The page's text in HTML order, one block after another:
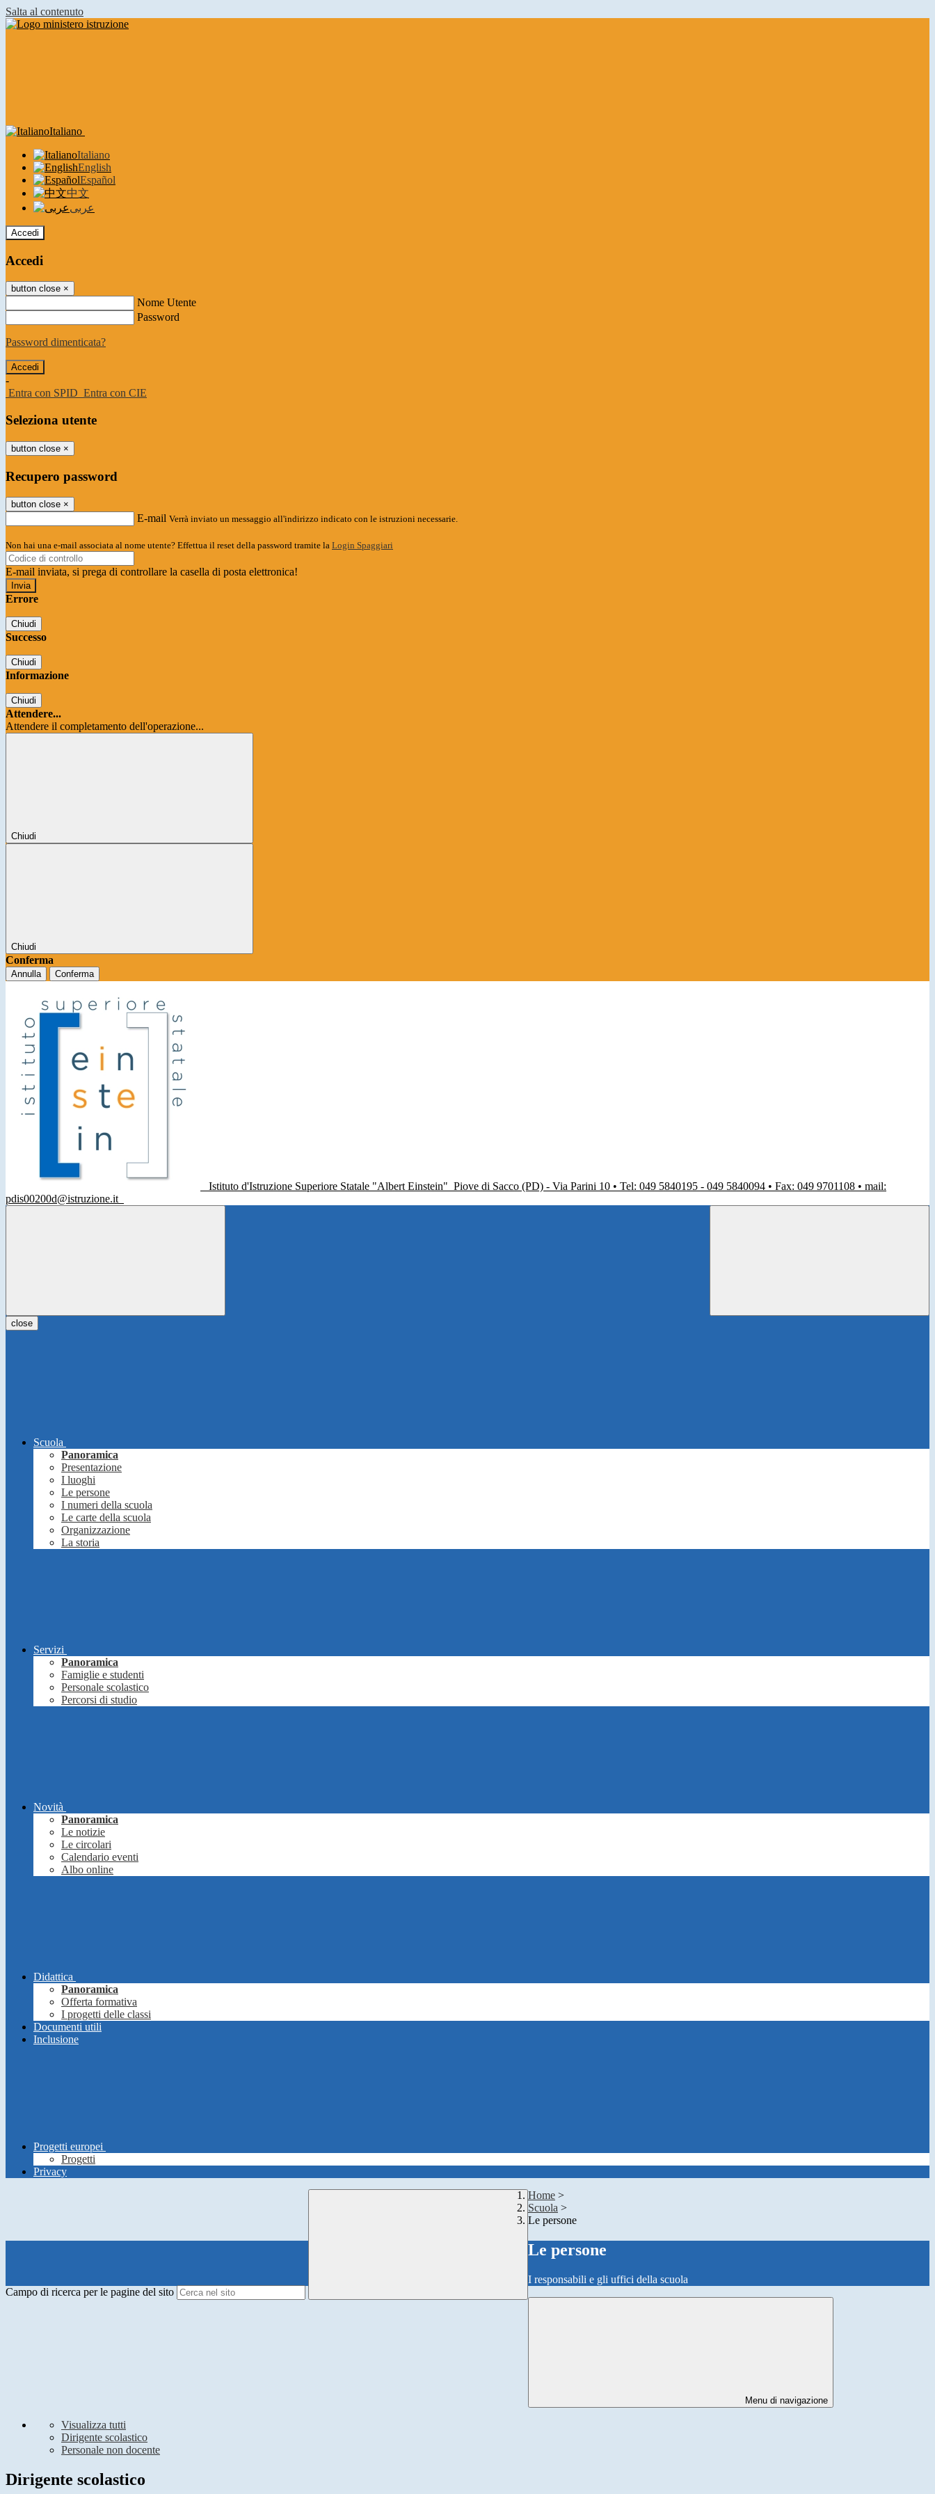
Salta al contenuto
Italiano
Italiano
English
Español
中文
عربى
Accedi
Accedi
button close ×
Nome Utente
Password
Password dimenticata?
-
Entra con SPID Entra con CIE
Seleziona utente
button close ×
Recupero password
button close ×
E-mail Verrà inviato un messaggio all'indirizzo indicato con le istruzioni necessarie.
Non hai una e-mail associata al nome utente? Effettua il reset della password tramite la Login Spaggiari
E-mail inviata, si prega di controllare la casella di posta elettronica!
Errore
Chiudi
Successo
Chiudi
Informazione
Chiudi
Attendere...
Attendere il completamento dell'operazione...
Chiudi
Chiudi
Conferma
Annulla Conferma
Istituto d'Istruzione Superiore Statale "Albert Einstein" Piove di Sacco (PD) - Via Parini 10 • Tel: 049 5840195 - 049 5840094 • Fax: 049 9701108 • mail:
pdis00200d@istruzione.it
close
Scuola
Panoramica
Presentazione
I luoghi
Le persone
I numeri della scuola
Le carte della scuola
Organizzazione
La storia
Servizi
Panoramica
Famiglie e studenti
Personale scolastico
Percorsi di studio
Novità
Panoramica
Le notizie
Le circolari
Calendario eventi
Albo online
Didattica
Panoramica
Offerta formativa
I progetti delle classi
Documenti utili
Inclusione
Progetti europei
Progetti
Privacy
Campo di ricerca per le pagine del sito
Home >
Scuola >
Le persone
Le persone
I responsabili e gli uffici della scuola
Menu di navigazione
Visualizza tutti
Dirigente scolastico
Personale non docente
Dirigente scolastico